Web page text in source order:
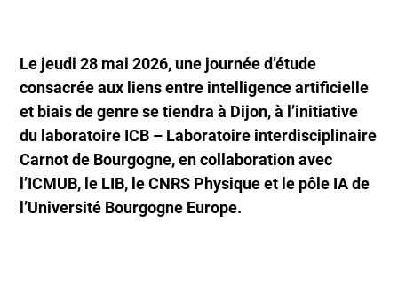
Le jeudi 28 mai 2026, une journée d’étude
consacrée aux liens entre intelligence artificielle
et biais de genre se tiendra à Dijon, à l’initiative
du laboratoire ICB – Laboratoire interdisciplinaire
Carnot de Bourgogne, en collaboration avec
l’ICMUB, le LIB, le CNRS Physique et le pôle IA de
l’Université Bourgogne Europe.